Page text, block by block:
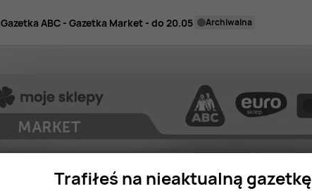
Trafiłeś na nieaktualną gazetkę
Gazetka ABC - Gazetka Market - do 20.05 archiwalna